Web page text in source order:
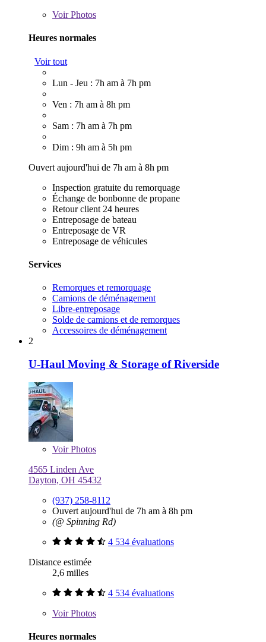
VoirPhotos
Heures normales
Voir tout
Lun - Jeu : 7h am à 7h pm
Ven : 7h am à 8h pm
Sam : 7h am à 7h pm
Dim : 9h am à 5h pm
Ouvert aujourd'hui de 7h am à 8h pm
Inspection gratuite du remorquage
Échange de bonbonne de propane
Retour client 24 heures
Entreposage de bateau
Entreposage de VR
Entreposage de véhicules
Services
Remorques et remorquage
Camions de déménagement
Libre-entreposage
Solde de camions et de remorques
Accessoires de déménagement
2
U-Haul Moving & Storage of Riverside
VoirPhotos
4565 Linden Ave
Dayton, OH 45432
(937) 258-8112
Ouvert aujourd'hui de 7h am à 8h pm
(@ Spinning Rd)
4 534 évaluations
Distance estimée
2,6 milles
4 534 évaluations
VoirPhotos
Heures normales